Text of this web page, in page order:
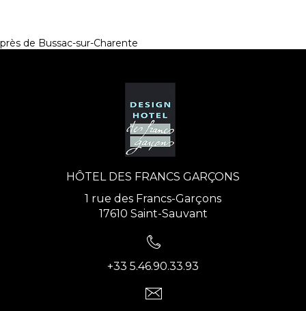
près de Bussac-sur-Charente
HÔTEL DES FRANCS GARÇONS
1 rue des Francs-Garçons
17610 Saint-Sauvant
+33 5.46.90.33.93